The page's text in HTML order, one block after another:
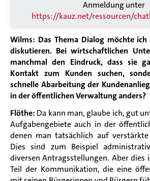
Anmeldung unter
https://kauz.net/ressourcen/
Wilms: Das Thema Dialog möchte
diskutieren. Bei wirtschaftlichen
manchmal den Eindruck, dass sie
Kontakt zum Kunden suchen,
schnelle Abarbeitung der
in der öffentlichen Verwaltung anders?
Flöthe: Da kann man, glaube ich, gut
Aufgabengebiete auch in der
denen man tatsächlich auf
Dies sind zum Beispiel
diversen Antragsstellungen. Aber dies
Teil der Kommunikation, die eine